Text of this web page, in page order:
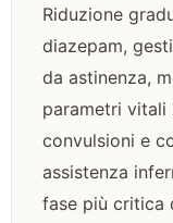
Riduzione
diazepam,
da astinenza,
parametri vitali
convulsioni e
assistenza
fase più critica